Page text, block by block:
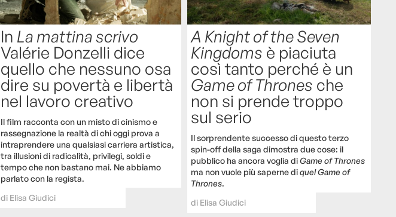
In La mattina scrivo
Valérie Donzelli dice
quello che nessuno osa
dire su povertà e libertà
nel lavoro creativo
Il film racconta con un misto di cinismo e
rassegnazione la realtà di chi oggi prova a
intraprendere una qualsiasi carriera artistica,
tra illusioni di radicalità, privilegi, soldi e
tempo che non bastano mai. Ne abbiamo
parlato con la regista.
di Elisa Giudici
A Knight of the Seven
Kingdoms è piaciuta
così tanto perché è un
Game of Thrones che
non si prende troppo
sul serio
Il sorprendente successo di questo terzo
spin-off della saga dimostra due cose: il
pubblico ha ancora voglia diGame of Thrones
ma non vuole più saperne diquel Game of
Thrones.
di Elisa Giudici